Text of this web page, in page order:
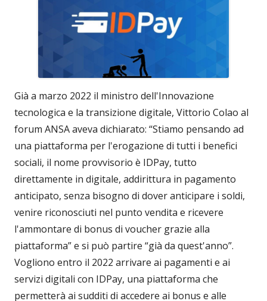
Già a marzo 2022 il ministro dell'Innovazione
tecnologica e la transizione digitale, Vittorio Colao al
forum ANSA aveva dichiarato: “Stiamo pensando ad
una piattaforma per l'erogazione di tutti i benefici
sociali, il nome provvisorio è IDPay, tutto
direttamente in digitale, addirittura in pagamento
anticipato, senza bisogno di dover anticipare i soldi,
venire riconosciuti nel punto vendita e ricevere
l'ammontare di bonus di voucher grazie alla
piattaforma” e si può partire “già da quest'anno”.
Vogliono entro il 2022 arrivare ai pagamenti e ai
servizi digitali con IDPay, una piattaforma che
permetterà ai sudditi di accedere ai bonus e alle